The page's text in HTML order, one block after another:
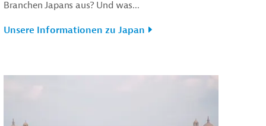
Branchen Japans aus? Und was...
Unsere Informationen zu Japan